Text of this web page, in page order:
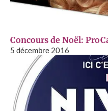
Concours de Noël:
5 décembre 2016